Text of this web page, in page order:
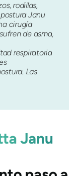
rodillas,
Janu
cirugía
de asma,
respiratoria
Las
Janu